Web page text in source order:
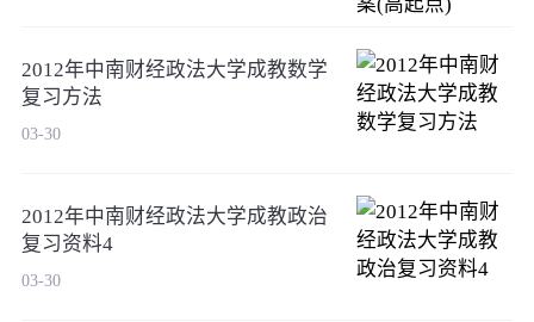
2012年中南财经政法大学成教数学
复习方法
03-30
2012年中南财经政法大学成教政治
复习资料4
03-30